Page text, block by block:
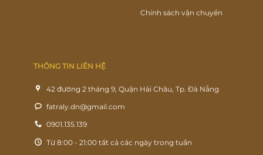
Chính sách vận chuyển
THÔNG TIN LIÊN HỆ
42 đường 2 tháng 9, Quận Hải Châu, Tp. Đà Nẵng
fatraly.dn@gmail.com
0901.135.139
Từ 8:00 - 21:00 tất cả các ngày trong tuần